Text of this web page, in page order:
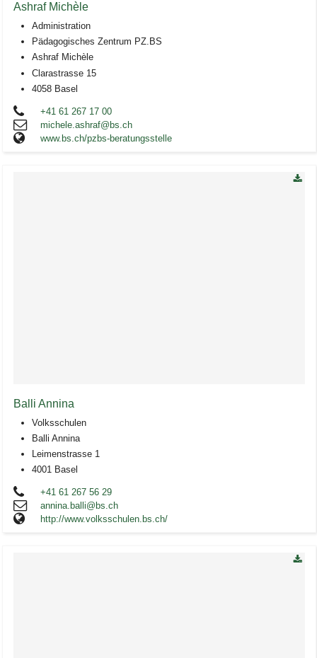
Ashraf Michèle
Administration
Pädagogisches Zentrum PZ.BS
Ashraf Michèle
Clarastrasse 15
4058 Basel
+41 61 267 17 00
michele.ashraf@bs.ch
www.bs.ch/pzbs-beratungsstelle
Balli Annina
Volksschulen
Balli Annina
Leimenstrasse 1
4001 Basel
+41 61 267 56 29
annina.balli@bs.ch
http://www.volksschulen.bs.ch/